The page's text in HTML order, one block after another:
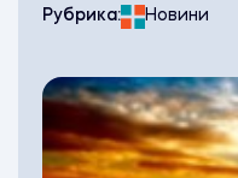
Рубрика:
Новини